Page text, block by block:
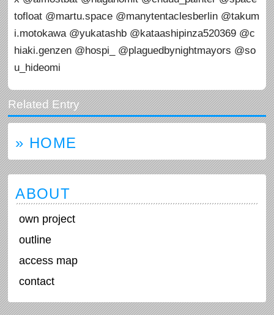
tofloat @martu.space @manytentaclesberlin @takum
i.motokawa @yukatashb @kataashipinza520369 @c
hiaki.genzen @hospi_ @plaguedbynightmayors @so
u_hideomi
» HOME
ABOUT
own project
outline
access map
contact